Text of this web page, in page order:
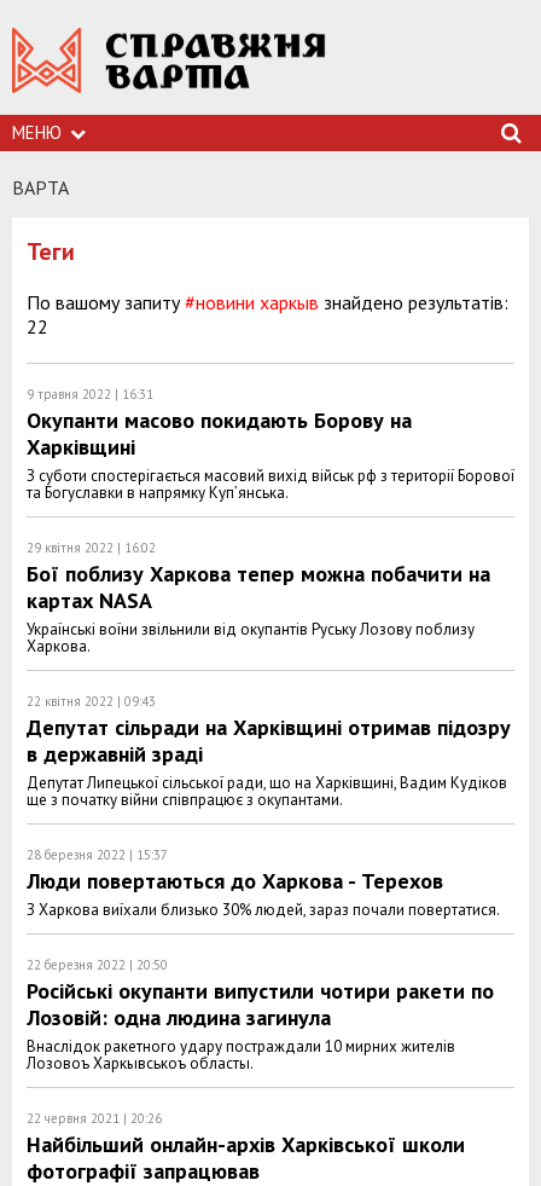
МЕНЮ
ВАРТА
Теги
По вашому запиту#новини харкыв знайдено результатів:
22
9 травня 2022 | 16:31
Окупанти масово покидають Борову на
Харківщині
З суботи спостерігається масовий вихід військ рф з території Борової
та Богуславки в напрямку Куп’янська.
29 квітня 2022 | 16:02
Бої поблизу Харкова тепер можна побачити на
картах NASA
Українські воїни звільнили від окупантів Руську Лозову поблизу
Харкова.
22 квітня 2022 | 09:43
Депутат сільради на Харківщині отримав підозру
в державній зраді
Депутат Липецької сільської ради, що на Харківщині, Вадим Кудіков
ще з початку війни співпрацює з окупантами.
28 березня 2022 | 15:37
Люди повертаються до Харкова - Терехов
З Харкова виїхали близько 30% людей, зараз почали повертатися.
22 березня 2022 | 20:50
Російські окупанти випустили чотири ракети по
Лозовій: одна людина загинула
Внаслідок ракетного удару постраждали 10 мирних жителів
Лозовоъ Харкывськоъ областы.
22 червня 2021 | 20:26
Найбільший онлайн-архів Харківської школи
фотографії запрацював